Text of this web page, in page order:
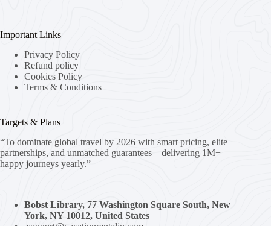
Important Links
Privacy Policy
Refund policy
Cookies Policy
Terms & Conditions
Targets & Plans
“To dominate global travel by 2026 with smart pricing, elite
partnerships, and unmatched guarantees—delivering 1M+
happy journeys yearly.”
Bobst Library, 77 Washington Square South, New
York, NY 10012, United States